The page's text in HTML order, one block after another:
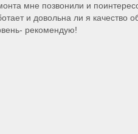
мне позвонили и
и довольна ли я качество
рекомендую!